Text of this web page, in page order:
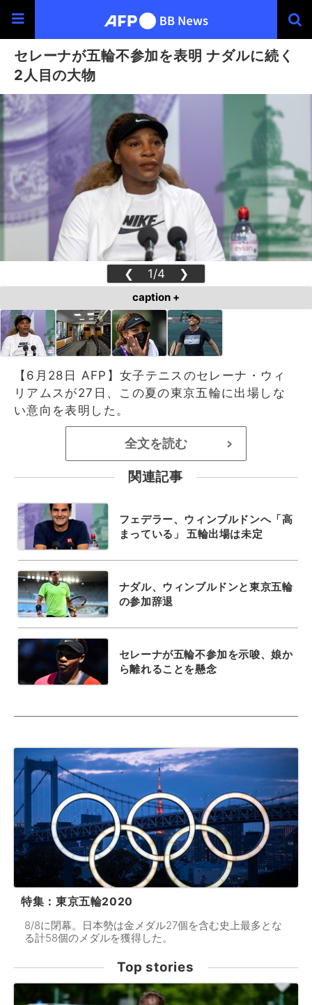
セレーナが五輪不参加を表明 ナダルに続く
2人目の大物
❮ 1/4 ❯
caption +
【6月28日 AFP】女子テニスのセレーナ・ウィ
リアムスが27日、この夏の東京五輪に出場しな
い意向を表明した。
全文を読む >
関連記事
フェデラー、ウィンブルドンへ「高
まっている」 五輪出場は未定
ナダル、ウィンブルドンと東京五輪
の参加辞退
セレーナが五輪不参加を示唆、娘か
ら離れることを懸念
特集：東京五輪2020
8/8に閉幕。日本勢は金メダル27個を含む史上最多とな
る計58個のメダルを獲得した。
Top stories